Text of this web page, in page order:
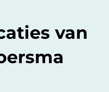
van